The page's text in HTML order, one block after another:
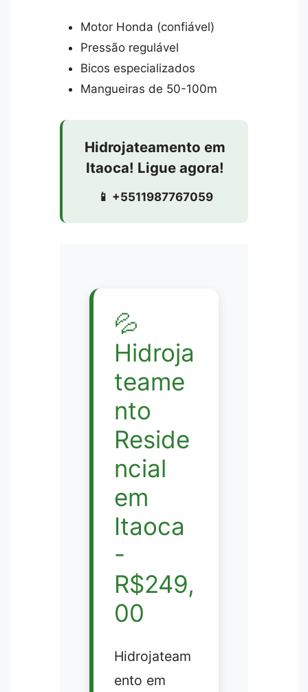
Motor Honda (confiável)
Pressão regulável
Bicos especializados
Mangueiras de 50-100m
Hidrojateamento em
Itaoca! Ligue agora!
📱 +5511987767059
💦
Hidroja
teame
nto
Reside
ncial
em
Itaoca
-
R$249,
00
Hidrojateam
ento em